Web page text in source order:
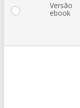
Versão
ebook